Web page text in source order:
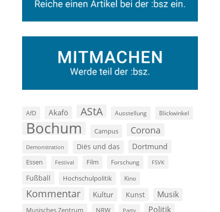
AfD Akafö AStA Ausstellung Blickwinkel
Bochum Campus Corona
Demonstration Diës und das Dortmund
Essen Festival Film Forschung FSVK
Fußball Hochschulpolitik Kino
Kommentar Kultur Kunst Musik
Musisches Zentrum NRW Party Politik